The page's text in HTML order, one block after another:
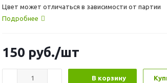
Цвет может отличаться в зависимости от партии
Подробнее
150 руб./шт
В корзину